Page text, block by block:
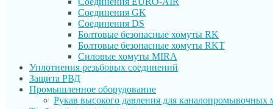
Соединения GK
Соединения DS
Болтовые безопасные хомуты RK
Болтовые безопасные хомуты RKT
Силовые хомуты MIRA
Уплотнения резьбовых соединений
Защита РВД
Промышленное оборудование
Рукав высокого давления для каналопромывочных